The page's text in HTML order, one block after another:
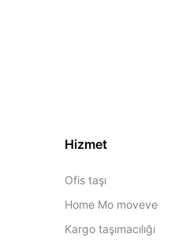
Hizmet
Ofis taşı
Home Mo moveve
Kargo taşımacılığı